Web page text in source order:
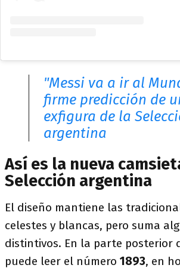
"Messi va a ir al
firme predicción de
exfigura de la
argentina
Así es la nueva
Selección argentina
El diseño mantiene las
celestes y blancas, pero suma
distintivos. En la parte posterior
puede leer el número 1893, en